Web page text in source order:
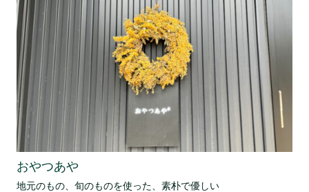
おやつあや
地元のもの、旬のものを使った、素朴で優しい